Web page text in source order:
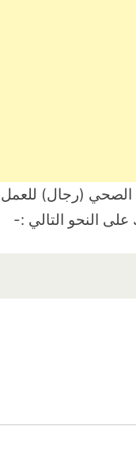
الصحي (رجال)
على النحو التالي :-